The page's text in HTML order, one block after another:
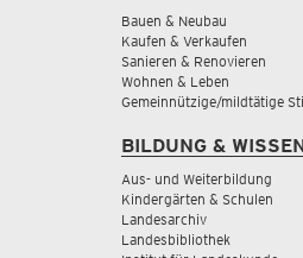
Bauen & Neubau
Kaufen & Verkaufen
Sanieren & Renovieren
Wohnen & Leben
Gemeinnützige/mildtätige
BILDUNG &
Aus- und Weiterbildung
Kindergärten & Schulen
Landesarchiv
Landesbibliothek